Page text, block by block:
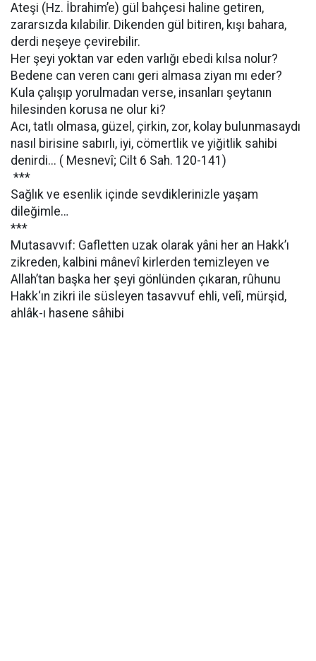
Ateşi (Hz. İbrahim’e) gül bahçesi haline getiren,
zararsızda kılabilir. Dikenden gül bitiren, kışı bahara,
derdi neşeye çevirebilir.
Her şeyi yoktan var eden varlığı ebedi kılsa nolur?
Bedene can veren canı geri almasa ziyan mı eder?
Kula çalışıp yorulmadan verse, insanları şeytanın
hilesinden korusa ne olur ki?
Acı, tatlı olmasa, güzel, çirkin, zor, kolay bulunmasaydı
nasıl birisine sabırlı, iyi, cömertlik ve yiğitlik sahibi
denirdi... ( Mesnevî; Cilt 6 Sah. 120-141)
***
Sağlık ve esenlik içinde sevdiklerinizle yaşam
dileğimle…
***
Mutasavvıf: Gafletten uzak olarak yâni her an Hakk’ı
zikreden, kalbini mânevî kirlerden temizleyen ve
Allah’tan başka her şeyi gönlünden çıkaran, rûhunu
Hakk‘ın zikri ile süsleyen tasavvuf ehli, velî, mürşid,
ahlâk-ı hasene sâhibi